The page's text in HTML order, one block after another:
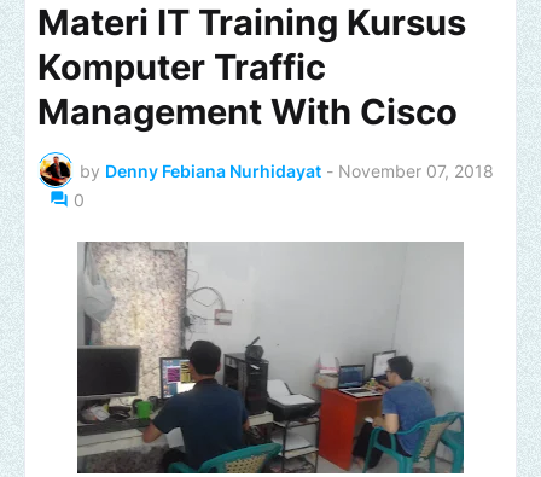
Materi IT Training Kursus
Komputer Traffic
Management With Cisco
by Denny Febiana Nurhidayat - November 07, 2018
0